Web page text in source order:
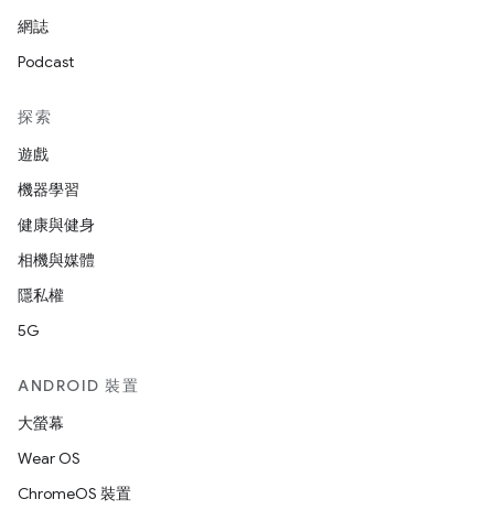
網誌
Podcast
探索
遊戲
機器學習
健康與健身
相機與媒體
隱私權
5G
ANDROID 裝置
大螢幕
Wear OS
ChromeOS 裝置